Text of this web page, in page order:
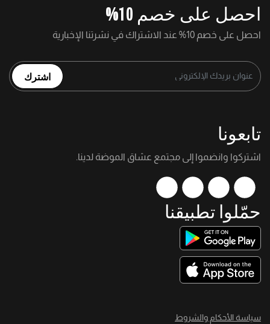
احصل على خصم 10%
احصل على خصم 10% عند الاشتراك في نشرتنا الإخبارية
اشترك
تابعونا
اشتركوا وانضموا إلى مجتمع عشاق الموضة لدينا.
حمّلوا تطبيقنا
سياسة الأحكام والشروط